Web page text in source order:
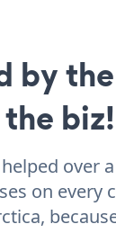
by
the biz!
helped over
on every